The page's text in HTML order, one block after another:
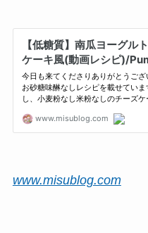
www.misublog.com